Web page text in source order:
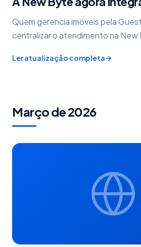
Quem gerencia imóveis pela
centralizar o atendimento na New
suporte e check-in digital.
Ler atualização completa→
Março de 2026